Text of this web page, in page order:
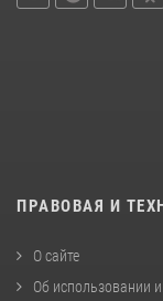
ПРАВОВАЯ И
О сайте
Об использовании